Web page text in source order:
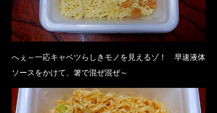
へぇ～一応キャベツらしきモノを見えるゾ！ 早速液体
ソースをかけて、箸で混ぜ混ぜ～